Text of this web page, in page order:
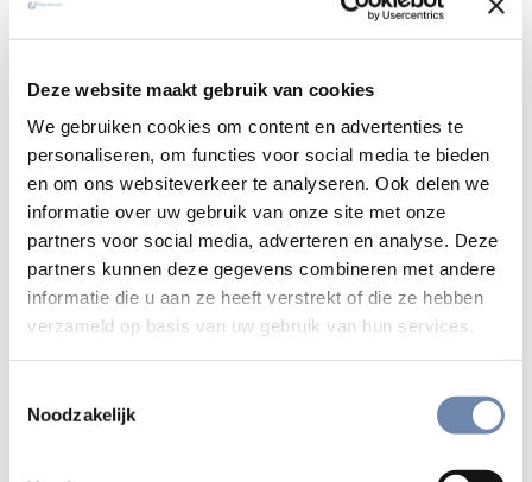
Deze website maakt gebruik van cookies
We gebruiken cookies om content en advertenties te
personaliseren, om functies voor social media te bieden
en om ons websiteverkeer te analyseren. Ook delen we
informatie over uw gebruik van onze site met onze
partners voor social media, adverteren en analyse. Deze
partners kunnen deze gegevens combineren met andere
informatie die u aan ze heeft verstrekt of die ze hebben
verzameld op basis van uw gebruik van hun services.
Noodzakelijk
Joh 3,2).
Transformatie als spiritueel begrip betekent een
fundamentele omkering, een omvorming, letterlijk een
“doorheen vormgeven” naar en tot in God. En ook deze
ervaring moet dan op haar beurt zelf nog in het leven
geïntegreerd worden. Transformatie duidt zowel op het
proces als op de toestand waar het proces in uitmondt.
En ze voltrekt zich doorgaans niet snel, maar in vele
kleinere en grotere gebeurtenissen, die soms wel soms